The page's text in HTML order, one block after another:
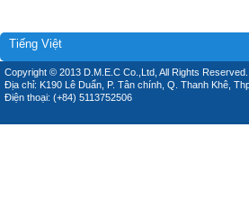
Tiếng Việt
Copyright © 2013 D.M.E.C Co.,Ltd, All Rights Reserved.
Địa chỉ: K190 Lê Duẩn, P. Tân chính, Q. Thanh Khê,
Điện thoại: (+84) 5113752506